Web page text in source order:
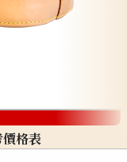
格表